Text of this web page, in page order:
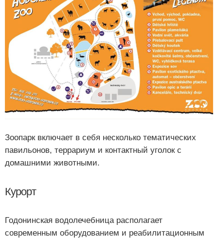
Зоопарк включает в себя несколько тематических
павильонов, террариум и контактный уголок с
домашними животными.
Курорт
Годонинская водолечебница располагает
современным оборудованием и реабилитационным